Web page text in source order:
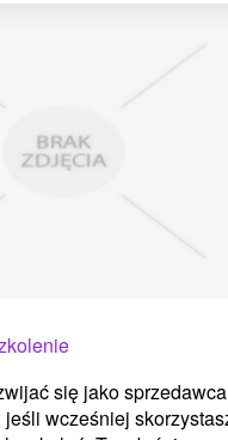
się jako
wcześniej